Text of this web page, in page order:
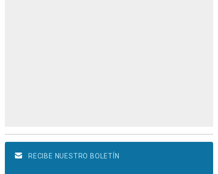
RECIBE NUESTRO BOLETÍN